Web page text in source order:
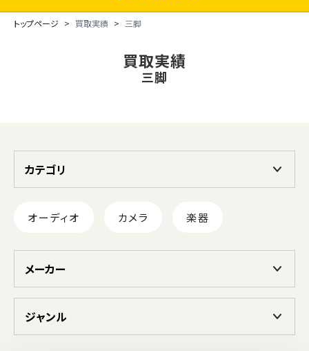
トップページ 買取実績 三脚
買取実績
三脚
カテゴリ
オーディオ カメラ 楽器
メーカー
ジャンル